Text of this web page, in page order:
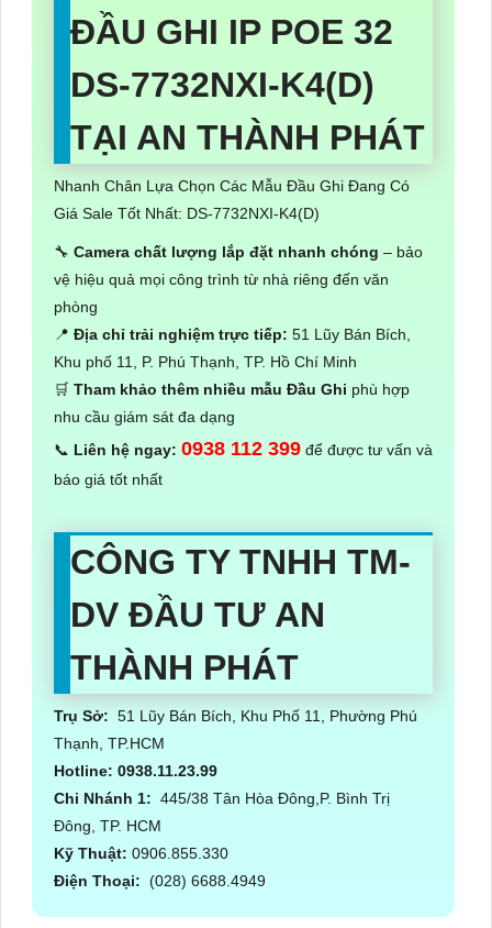
ĐẦU GHI IP POE 32
DS-7732NXI-K4(D)
TẠI AN THÀNH PHÁT
Nhanh Chân Lựa Chọn Các Mẫu Đầu Ghi Đang Có
Giá Sale Tốt Nhất: DS-7732NXI-K4(D)
🔧 Camera chất lượng lắp đặt nhanh chóng – bảo
vệ hiệu quả mọi công trình từ nhà riêng đến văn
phòng
📍 Địa chỉ trải nghiệm trực tiếp: 51 Lũy Bán Bích,
Khu phố 11, P. Phú Thạnh, TP. Hồ Chí Minh
🛒 Tham khảo thêm nhiều mẫu Đầu Ghi phù hợp
nhu cầu giám sát đa dạng
📞 Liên hệ ngay: 0938 112 399 để được tư vấn và
báo giá tốt nhất
CÔNG TY TNHH TM-
DV ĐẦU TƯ AN
THÀNH PHÁT
Trụ Sở: 51 Lũy Bán Bích, Khu Phố 11, Phường Phú
Thạnh, TP.HCM
Hotline: 0938.11.23.99
Chi Nhánh 1: 445/38 Tân Hòa Đông,P. Bình Trị
Đông, TP. HCM
Kỹ Thuật: 0906.855.330
Điện Thoại: (028) 6688.4949